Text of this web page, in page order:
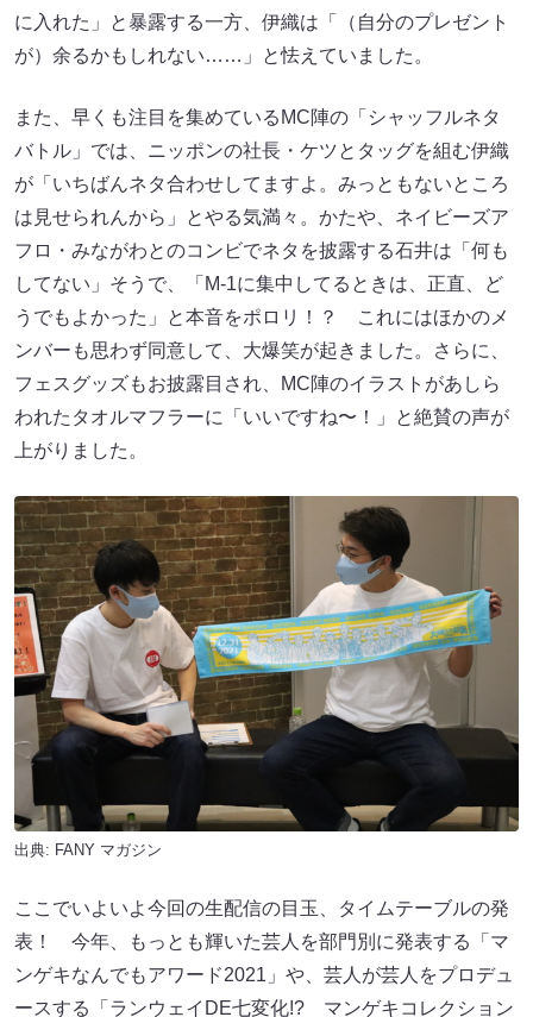
に入れた」と暴露する一方、伊織は「（自分のプレゼント
が）余るかもしれない……」と怯えていました。
また、早くも注目を集めているMC陣の「シャッフルネタ
バトル」では、ニッポンの社長・ケツとタッグを組む伊織
が「いちばんネタ合わせしてますよ。みっともないところ
は見せられんから」とやる気満々。かたや、ネイビーズア
フロ・みながわとのコンビでネタを披露する石井は「何も
してない」そうで、「M-1に集中してるときは、正直、ど
うでもよかった」と本音をポロリ！？ これにはほかのメ
ンバーも思わず同意して、大爆笑が起きました。さらに、
フェスグッズもお披露目され、MC陣のイラストがあしら
われたタオルマフラーに「いいですね〜！」と絶賛の声が
上がりました。
出典: FANY マガジン
ここでいよいよ今回の生配信の目玉、タイムテーブルの発
表！ 今年、もっとも輝いた芸人を部門別に発表する「マ
ンゲキなんでもアワード2021」や、芸人が芸人をプロデュ
ースする「ランウェイDE七変化!? マンゲキコレクション